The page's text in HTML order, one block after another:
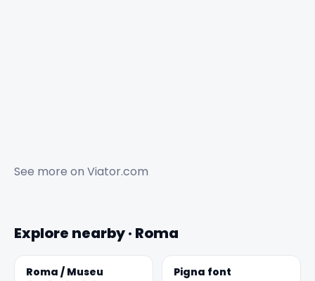
See more on Viator.com
Explore nearby · Roma
Roma / Museu
Pigna font